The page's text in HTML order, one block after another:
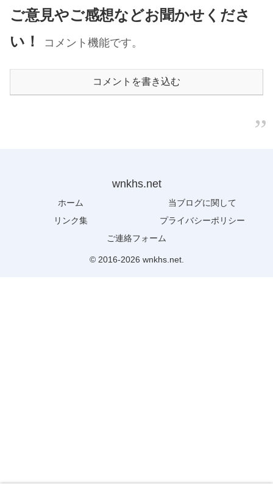
ご意見やご感想などお聞かせくださ
い！
コメント機能です。
コメントを書き込む
wnkhs.net
ホーム
当ブログに関して
リンク集
プライバシーポリシー
ご連絡フォーム
© 2016-2026 wnkhs.net.